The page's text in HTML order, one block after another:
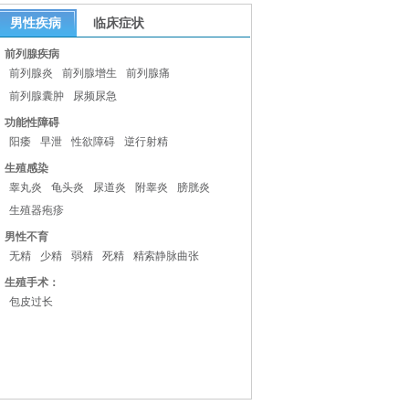
男性疾病 临床症状
前列腺疾病
前列腺炎
前列腺增生
前列腺痛
前列腺囊肿
尿频尿急
功能性障碍
阳痿
早泄 性欲障碍 逆行射精
生殖感染
睾丸炎
龟头炎 尿道炎 附睾炎
膀胱炎
生殖器疱疹
男性不育
无精
少精 弱精 死精 精索静脉曲张
生殖手术：
包皮过长